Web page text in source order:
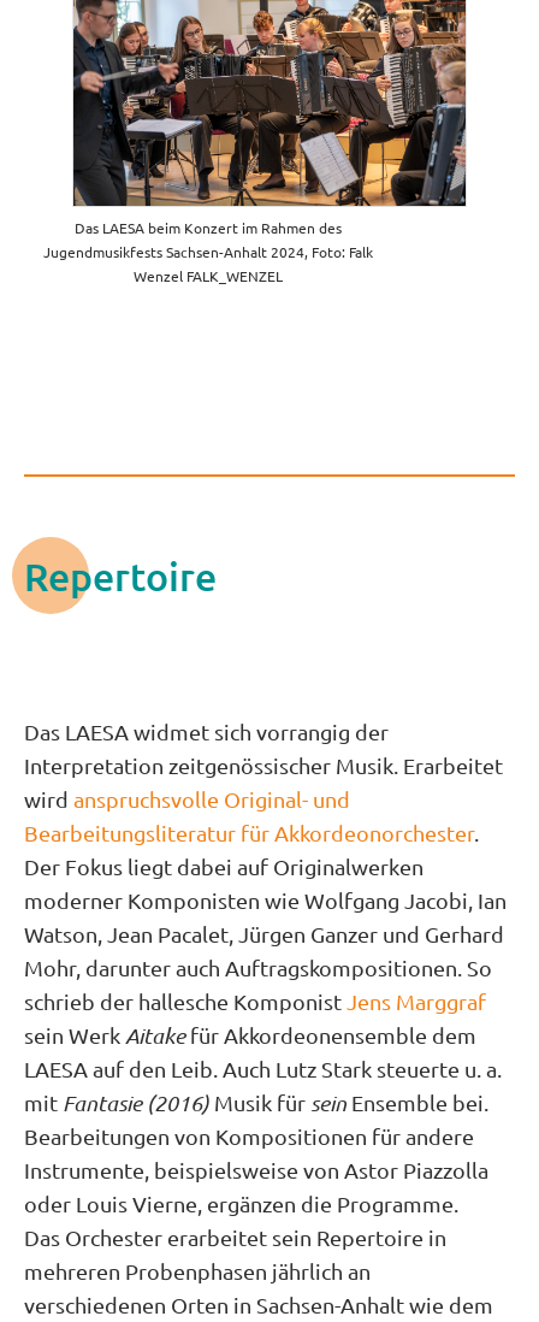
Das LAESA beim Konzert im Rahmen des
Jugendmusikfests Sachsen-Anhalt 2024, Foto: Falk
Wenzel FALK_WENZEL
Repertoire
Das LAESA widmet sich vorrangig der
Interpretation zeitgenössischer Musik. Erarbeitet
wird anspruchsvolle Original- und
Bearbeitungsliteratur für Akkordeonorchester.
Der Fokus liegt dabei auf Originalwerken
moderner Komponisten wie Wolfgang Jacobi, Ian
Watson, Jean Pacalet, Jürgen Ganzer und Gerhard
Mohr, darunter auch Auftragskompositionen. So
schrieb der hallesche Komponist Jens Marggraf
sein Werk Aitakefür Akkordeonensemble dem
LAESA auf den Leib. Auch Lutz Stark steuerte u. a.
mit Fantasie (2016) Musik für sein Ensemble bei.
Bearbeitungen von Kompositionen für andere
Instrumente, beispielsweise von Astor Piazzolla
oder Louis Vierne, ergänzen die Programme.
Das Orchester erarbeitet sein Repertoire in
mehreren Probenphasen jährlich an
verschiedenen Orten in Sachsen-Anhalt wie dem